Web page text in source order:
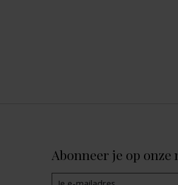
Abonneer je op